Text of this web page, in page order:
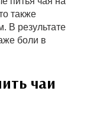
также
В результате
боли в
чаи